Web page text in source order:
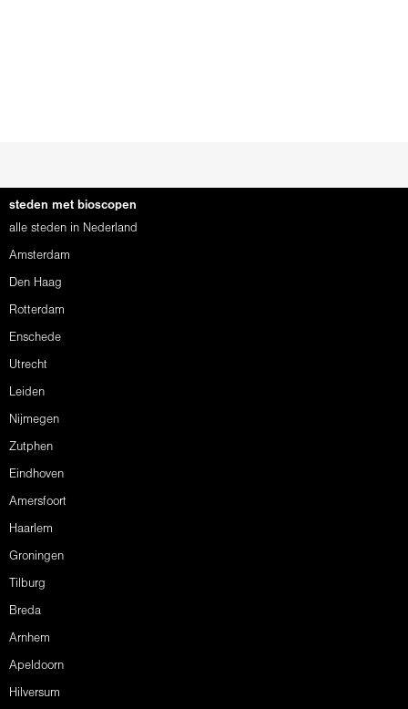
steden met bioscopen
alle steden in Nederland
Amsterdam
Den Haag
Rotterdam
Enschede
Utrecht
Leiden
Nijmegen
Zutphen
Eindhoven
Amersfoort
Haarlem
Groningen
Tilburg
Breda
Arnhem
Apeldoorn
Hilversum